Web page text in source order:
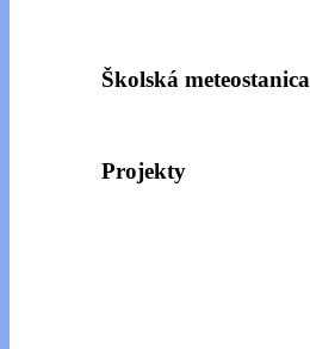
Školská meteostanica
Projekty